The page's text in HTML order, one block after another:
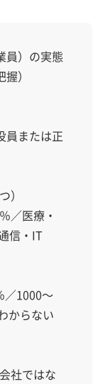
員）の実態
）
員または正
）
／医療・
信・IT
／1000～
からない
社ではな